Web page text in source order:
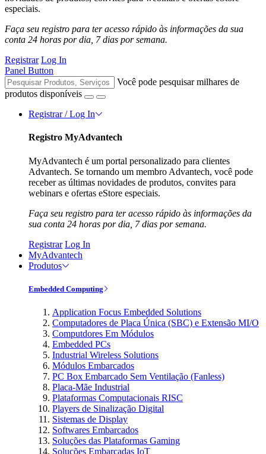
especiais.
Faça seu registro para ter acesso rápido às informações da sua
conta 24 horas por dia, 7 dias por semana.
Registrar Log In
Panel Button
Você pode pesquisar milhares de
produtos disponíveis
Registrar / Log In
Registro MyAdvantech
MyAdvantech é um portal personalizado para clientes
Advantech. Se tornando um membro Advantech, você pode
receber as últimas novidades de produtos, convites para
webinars e ofertas eStore especiais.
Faça seu registro para ter acesso rápido às informações da
sua conta 24 horas por dia, 7 dias por semana.
Registrar Log In
MyAdvantech
Produtos
Embedded Computing
Application Focus Embedded Solutions
Computadores de Placa Única (SBC) e Extensão MI/O
Computdores Em Módulos
Embedded PCs
Industrial Wireless Solutions
Módulos Embarcados
PC Box Embarcado Sem Ventilação (Fanless)
Placa-Mãe Industrial
Plataformas Computacionais RISC
Players de Sinalização Digital
Sistemas de Display
Softwares Embarcados
Soluções das Plataformas Gaming
Soluções Embarcadas IoT